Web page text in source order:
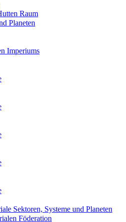
Raum
Planeten
Imperiums
Sektoren, Systeme und Planeten
Föderation